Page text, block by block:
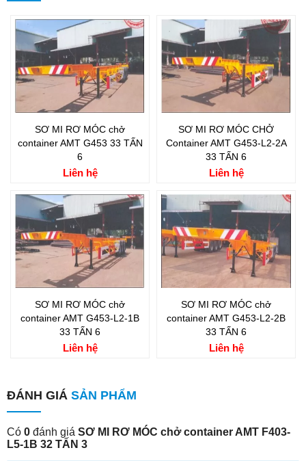
SƠ MI RƠ MÓC chở
container AMT G453 33 TẤN
6
Liên hệ
SƠ MI RƠ MÓC CHỞ
Container AMT G453-L2-2A
33 TẤN 6
Liên hệ
SƠ MI RƠ MÓC chở
container AMT G453-L2-1B
33 TẤN 6
Liên hệ
SƠ MI RƠ MÓC chở
container AMT G453-L2-2B
33 TẤN 6
Liên hệ
ĐÁNH GIÁ SẢN PHẨM
Có 0 đánh giá SƠ MI RƠ MÓC chở container AMT F403-
L5-1B 32 TẤN 3